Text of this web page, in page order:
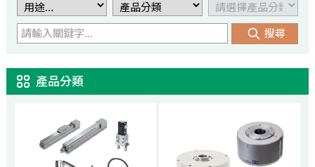
搜尋
產品分類